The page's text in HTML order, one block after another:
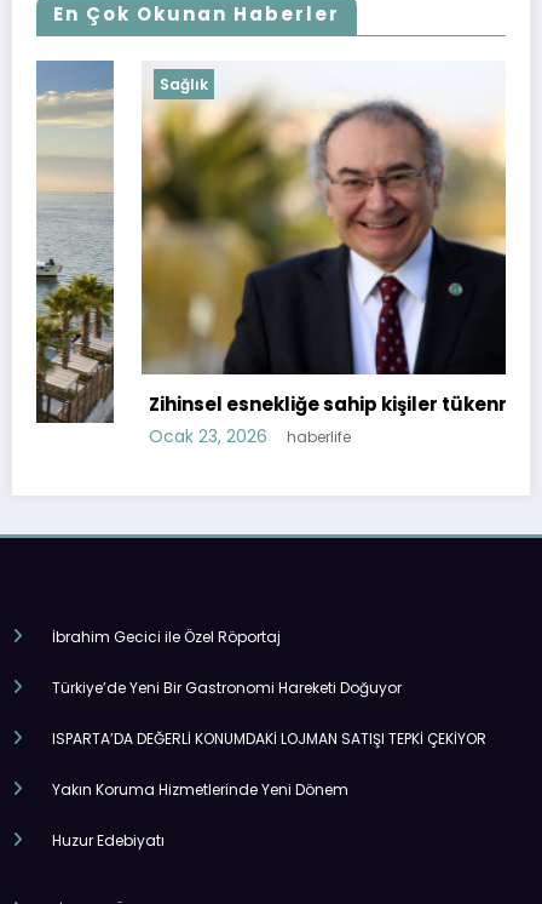
En Çok Okunan Haberler
Sağlık
Zihinsel esnekliğe sahip kişiler tükenmiyor!
Ocak 23, 2026 haberlife
İbrahim Gecici ile Özel Röportaj
Türkiye’de Yeni Bir Gastronomi Hareketi Doğuyor
ISPARTA’DA DEĞERLİ KONUMDAKİ LOJMAN SATIŞI TEPKİ ÇEKİYOR
Yakın Koruma Hizmetlerinde Yeni Dönem
Huzur Edebiyatı